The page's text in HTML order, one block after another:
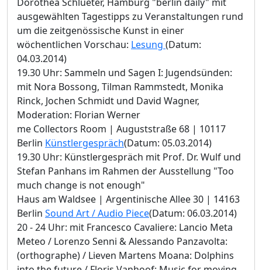
ausgewählten Tagestipps zu Veranstaltungen rund
um die zeitgenössische Kunst in einer
wöchentlichen Vorschau: Lesung (Datum:
04.03.2014)
19.30 Uhr: Sammeln und Sagen I: Jugendsünden:
mit Nora Bossong, Tilman Rammstedt, Monika
Rinck, Jochen Schmidt und David Wagner,
Moderation: Florian Werner
me Collectors Room | Auguststraße 68 | 10117
Berlin Künstlergespräch(Datum: 05.03.2014)
19.30 Uhr: Künstlergespräch mit Prof. Dr. Wulf und
Stefan Panhans im Rahmen der Ausstellung "Too
much change is not enough"
Haus am Waldsee | Argentinische Allee 30 | 14163
Berlin Sound Art / Audio Piece(Datum: 06.03.2014)
20 - 24 Uhr: mit Francesco Cavaliere: Lancio Meta
Meteo / Lorenzo Senni & Alessando Panzavolta:
(orthographe) / Lieven Martens Moana: Dolphins